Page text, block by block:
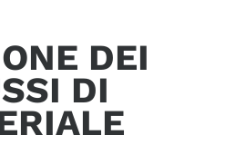
DEI
DI